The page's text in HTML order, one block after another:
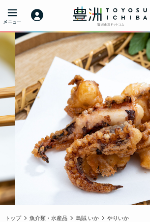
トップ 魚介類・水産品 烏賊 いか やりいか